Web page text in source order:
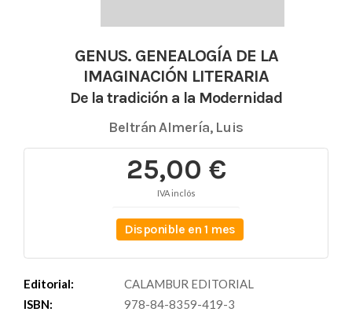
GENUS. GENEALOGÍA DE LA
IMAGINACIÓN LITERARIA
De la tradición a la Modernidad
Beltrán Almería, Luis
25,00 €
IVA inclós
Disponible en 1 mes
Editorial:
CALAMBUR EDITORIAL
ISBN:
978-84-8359-419-3